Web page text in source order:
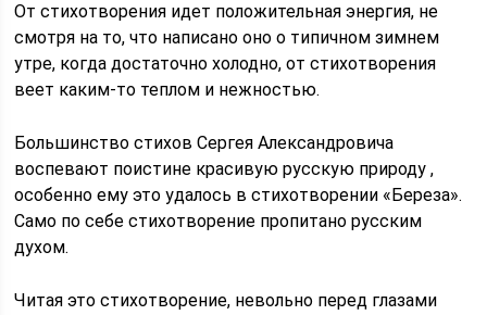
От стихотворения идет положительная энергия, не
смотря на то, что написано оно о типичном зимнем
утре, когда достаточно холодно, от стихотворения
веет каким-то теплом и нежностью.
Большинство стихов Сергея Александровича
воспевают поистине красивую русскую природу ,
особенно ему это удалось в стихотворении «Береза».
Само по себе стихотворение пропитано русским
духом.
Читая это стихотворение, невольно перед глазами